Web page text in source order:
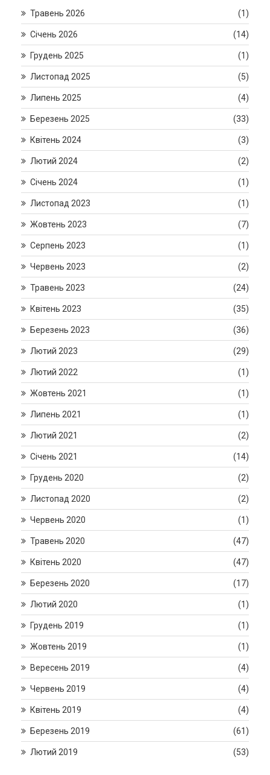
Травень 2026 (1)
Січень 2026 (14)
Грудень 2025 (1)
Листопад 2025 (5)
Липень 2025 (4)
Березень 2025 (33)
Квітень 2024 (3)
Лютий 2024 (2)
Січень 2024 (1)
Листопад 2023 (1)
Жовтень 2023 (7)
Серпень 2023 (1)
Червень 2023 (2)
Травень 2023 (24)
Квітень 2023 (35)
Березень 2023 (36)
Лютий 2023 (29)
Лютий 2022 (1)
Жовтень 2021 (1)
Липень 2021 (1)
Лютий 2021 (2)
Січень 2021 (14)
Грудень 2020 (2)
Листопад 2020 (2)
Червень 2020 (1)
Травень 2020 (47)
Квітень 2020 (47)
Березень 2020 (17)
Лютий 2020 (1)
Грудень 2019 (1)
Жовтень 2019 (1)
Вересень 2019 (4)
Червень 2019 (4)
Квітень 2019 (4)
Березень 2019 (61)
Лютий 2019 (53)